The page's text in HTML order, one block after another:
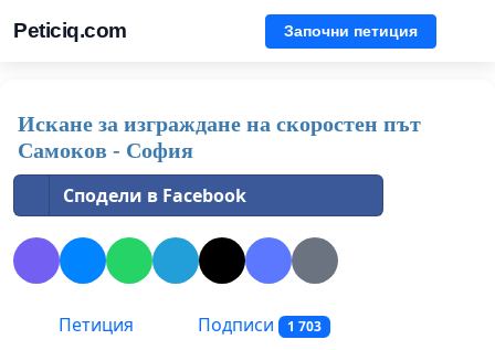
Peticiq.com Започни петиция
Искане за изграждане на скоростен път
Самоков - София
Сподели в Facebook
Петиция Подписи 1 703